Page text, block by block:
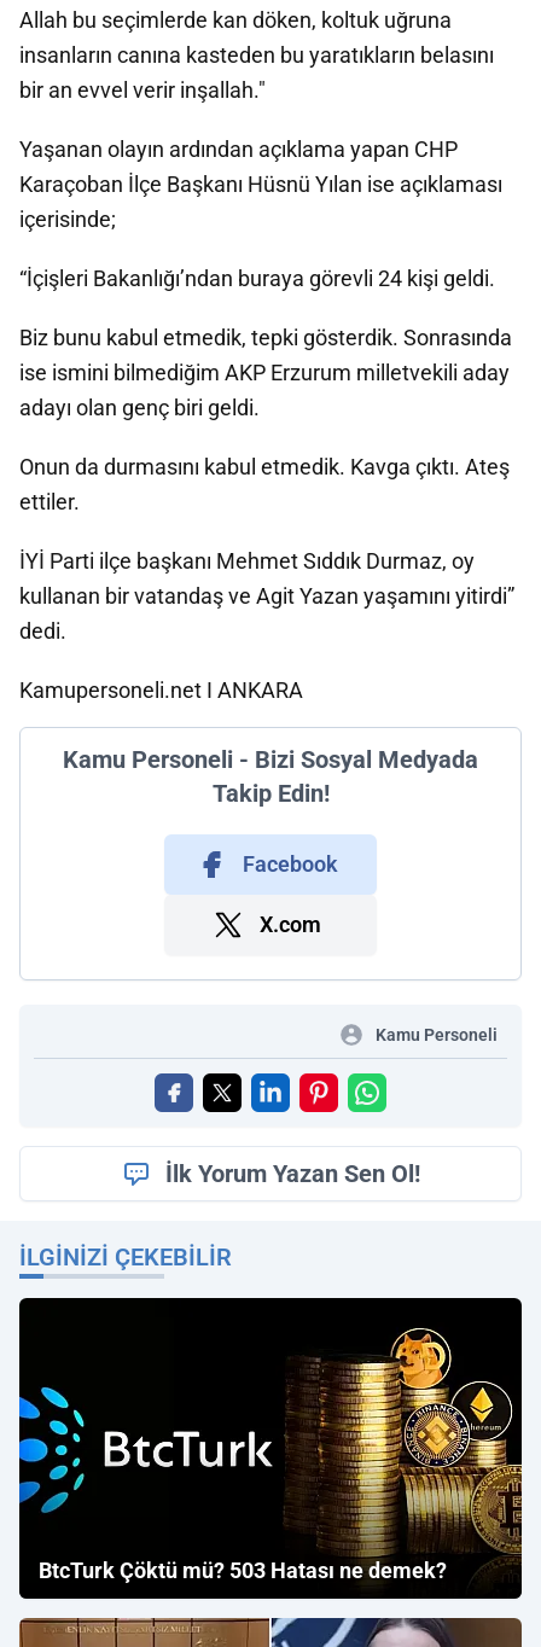
Allah bu seçimlerde kan döken, koltuk uğruna
insanların canına kasteden bu yaratıkların belasını
bir an evvel verir inşallah."
Yaşanan olayın ardından açıklama yapan CHP
Karaçoban İlçe Başkanı Hüsnü Yılan ise açıklaması
içerisinde;
“İçişleri Bakanlığı’ndan buraya görevli 24 kişi geldi.
Biz bunu kabul etmedik, tepki gösterdik. Sonrasında
ise ismini bilmediğim AKP Erzurum milletvekili aday
adayı olan genç biri geldi.
Onun da durmasını kabul etmedik. Kavga çıktı. Ateş
ettiler.
İYİ Parti ilçe başkanı Mehmet Sıddık Durmaz, oy
kullanan bir vatandaş ve Agit Yazan yaşamını yitirdi”
dedi.
Kamupersoneli.net I ANKARA
Kamu Personeli - Bizi Sosyal Medyada
Takip Edin!
Facebook
X.com
Kamu Personeli
İlk Yorum Yazan Sen Ol!
İLGINIZI ÇEKEBILIR
BtcTurk Çöktü mü? 503 Hatası ne demek?